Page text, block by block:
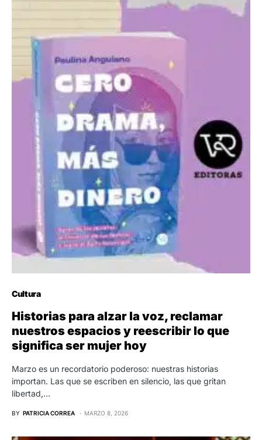
Cultura
Historias para alzar la voz, reclamar
nuestros espacios y reescribir lo que
significa ser mujer hoy
Marzo es un recordatorio poderoso: nuestras historias
importan. Las que se escriben en silencio, las que gritan
libertad,…
BY PATRICIA CORREA MARZO 8, 2026